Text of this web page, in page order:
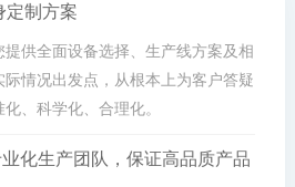
定制方案
提供全面设备选择、生产线方案及相
情况出发点，从根本上为客户答疑
科学化、合理化。
业化生产团队，保证高品质产品